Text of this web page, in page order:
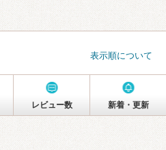
表示順について
レビュー数 新着・更新